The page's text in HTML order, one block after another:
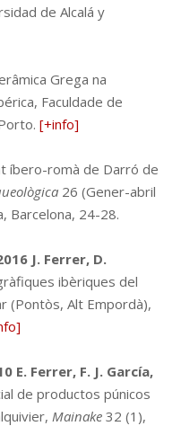
de Alcalá y
Grega na
Faculdade de
[+info]
íbero-romà de Darró de
26 (Gener-abril
Barcelona, 24-28.
J. Ferrer, D.
ibèriques del
(Pontòs, Alt Empordà),
E. Ferrer, F. J. García,
de productos púnicos
Mainake 32 (1),